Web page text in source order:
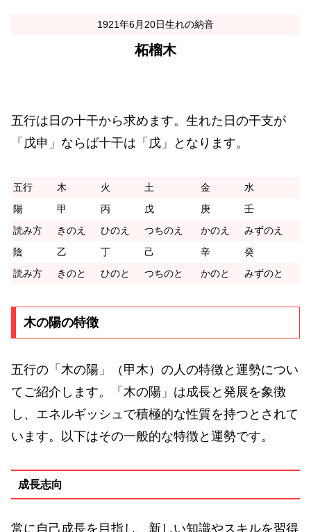
1921年6月20日生れの納音
柘榴木
五行は日の十干から求めます。生れた日の干支が
「戊申」ならば十干は「戊」となります。
五行 木 火 土 金
水
陽
甲 丙 戊 庚
壬
読み方
きのえ ひのえ つちのえ かのえ
みずのえ
陰
乙 丁 己 辛
癸
読み方
きのと ひのと つちのと かのと みずのと
木の陽の特徴
五行の「木の陽」（甲木）の人の特徴と運勢につい
てご紹介します。「木の陽」は成長と発展を象徴
し、エネルギッシュで積極的な性質を持つとされて
います。以下はその一般的な特徴と運勢です。
成長志向
常に自己成長を目指し、新しい知識やスキルを習得